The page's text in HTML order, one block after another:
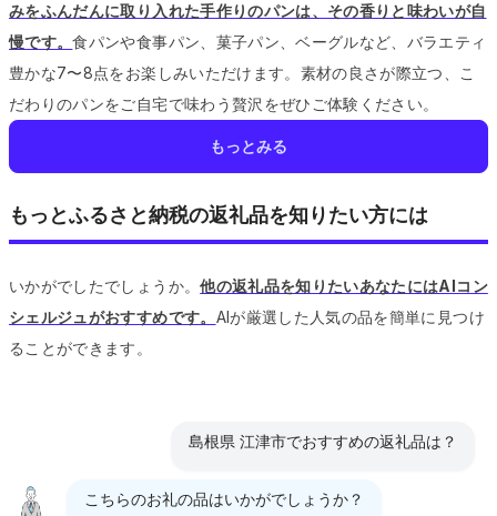
みをふんだんに取り入れた手作りのパンは、その香りと味わいが自
慢です。食パンや食事パン、菓子パン、ベーグルなど、バラエティ
豊かな7〜8点をお楽しみいただけます。 素材の良さが際立つ、こ
だわりのパンをご自宅で味わう贅沢をぜひご体験ください。
もっとみる
もっとふるさと納税の返礼品を知りたい方には
いかがでしたでしょうか。他の返礼品を知りたいあなたにはAIコン
シェルジュがおすすめです。 AIが厳選した人気の品を簡単に見つけ
ることができます。
島根県 江津市でおすすめの返礼品は？
こちらのお礼の品はいかがでしょうか？